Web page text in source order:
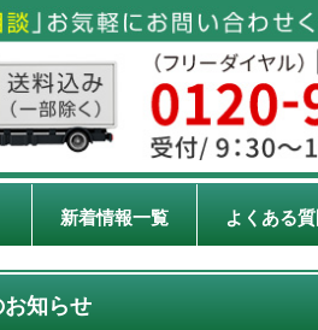
新着情報一覧 よくある
知らせ